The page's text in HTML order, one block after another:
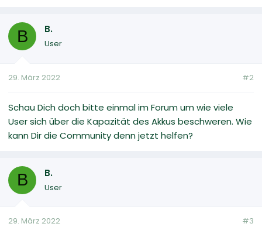
B B.
User
29. März 2022 #2
Schau Dich doch bitte einmal im Forum um wie viele
User sich über die Kapazität des Akkus beschweren. Wie
kann Dir die Community denn jetzt helfen?
B B.
User
29. März 2022 #3